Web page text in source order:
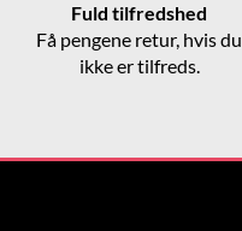
Fuld tilfredshed
Få pengene retur, hvis du
ikke er tilfreds.